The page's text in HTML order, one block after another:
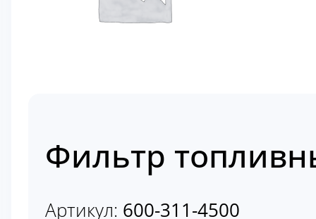
Фильтр
Артикул: 600-311-4500